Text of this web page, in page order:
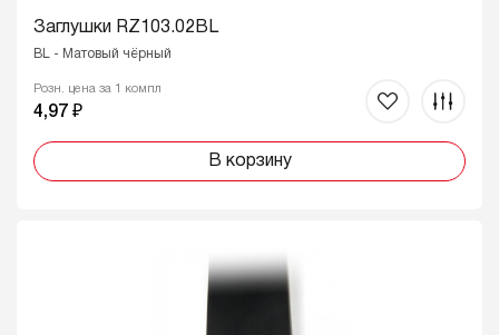
Заглушки RZ103.02BL
BL - Матовый чёрный
Розн. цена за 1 компл
4,97 ₽
В корзину